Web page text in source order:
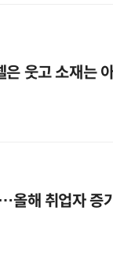
웃고 소재는
해 취업자 증